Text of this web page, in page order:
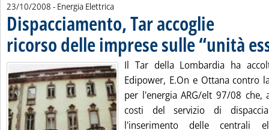
23/10/2008 - Energia Elettrica
Dispacciamento, Tar accoglie
ricorso delle imprese sulle “unità
Il Tar della Lombardia ha
Edipower, E.On e Ottana contro
per l'energia ARG/elt 97/08
costi del servizio di
l'inserimento delle centrali